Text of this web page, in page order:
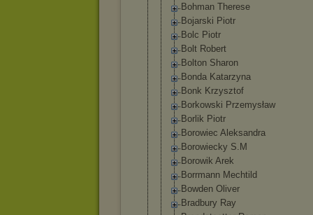
Bohman Therese
Bojarski Piotr
Bolc Piotr
Bolt Robert
Bolton Sharon
Bonda Katarzyna
Bonk Krzysztof
Borkowski Przemysław
Borlik Piotr
Borowiec Aleksandra
Borowiecky S.M
Borowik Arek
Borrmann Mechtild
Bowden Oliver
Bradbury Ray